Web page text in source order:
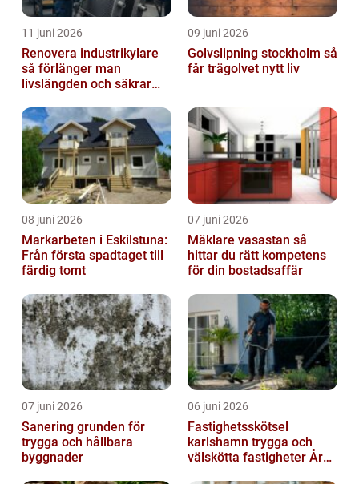
11 juni 2026
Renovera industrikylare
så förlänger man
livslängden och säkrar
09 juni 2026
Golvslipning stockholm så
får trägolvet nytt liv
08 juni 2026
Markarbeten i Eskilstuna:
Från första spadtaget till
färdig tomt
07 juni 2026
Mäklare vasastan så
hittar du rätt kompetens
för din bostadsaffär
07 juni 2026
Sanering grunden för
trygga och hållbara
byggnader
06 juni 2026
Fastighetsskötsel
karlshamn trygga och
välskötta fastigheter Året